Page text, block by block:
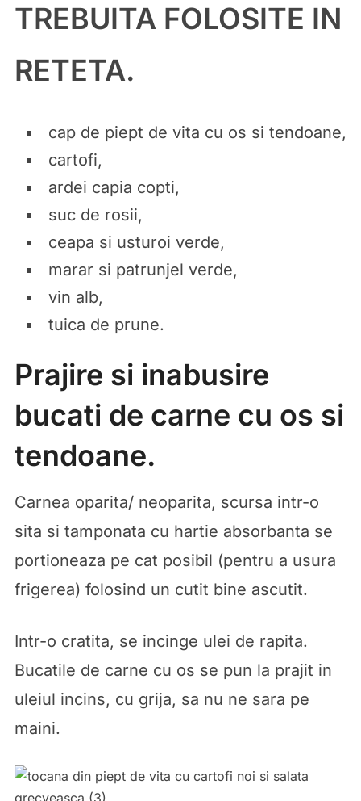
TREBUITA FOLOSITE IN
RETETA.
cap de piept de vita cu os si tendoane,
cartofi,
ardei capia copti,
suc de rosii,
ceapa si usturoi verde,
marar si patrunjel verde,
vin alb,
tuica de prune.
Prajire si inabusire
bucati de carne cu os si
tendoane.
Carnea oparita/ neoparita, scursa intr-o
sita si tamponata cu hartie absorbanta se
portioneaza pe cat posibil (pentru a usura
frigerea) folosind un cutit bine ascutit.
Intr-o cratita, se incinge ulei de rapita.
Bucatile de carne cu os se pun la prajit in
uleiul incins, cu grija, sa nu ne sara pe
maini.